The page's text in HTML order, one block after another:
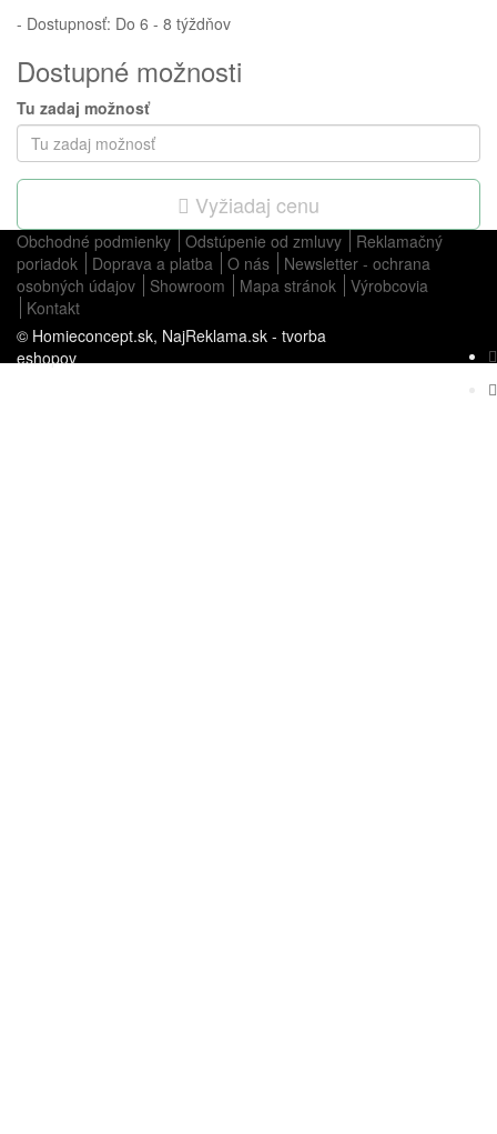
- Dostupnosť: Do 6 - 8 týždňov
Dostupné možnosti
Tu zadaj možnosť
Vyžiadaj cenu
Obchodné podmienky Odstúpenie od zmluvy
Reklamačný
poriadok
Doprava a platba O nás
Newsletter - ochrana
osobných údajov
Showroom Mapa stránok
Výrobcovia
Kontakt
© Homieconcept.sk, NajReklama.sk - tvorba
eshopov